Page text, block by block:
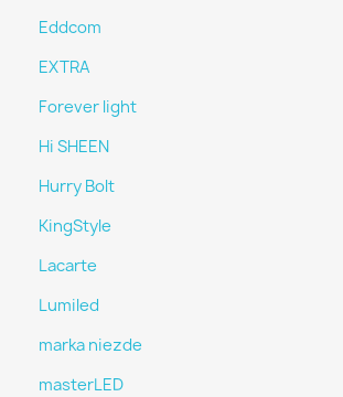
Eddcom
EXTRA
Forever light
Hi SHEEN
Hurry Bolt
KingStyle
Lacarte
Lumiled
marka niezde
masterLED